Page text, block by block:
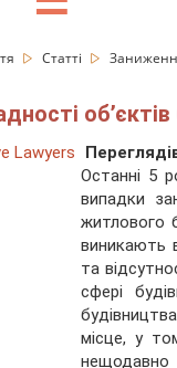
Статті
Lawyers
Останні 5
випадки
житлового
виникають
та
сфері
місце, у
нещодавно